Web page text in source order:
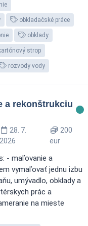
obkladačské práce
obklady
strop
rozvody vody
a rekonštrukciu
28. 7.
2026
200
eur
- maľovanie a
vymaľovať jednu izbu
umývadlo, obklady a
prác a
na mieste